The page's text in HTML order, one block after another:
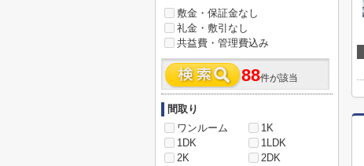
敷金・保証金なし
礼金・敷引なし
共益費・管理費込み
88件が該当
間取り
ワンルーム
1K
1DK
1LDK
2K
2DK